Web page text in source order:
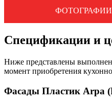
Спецификации и
Ниже представлены
момент приобретения
Фасады Пластик Arpa